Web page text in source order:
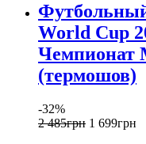
World Cup
Чемпионат
(термошов)
-32%
2 485грн 1 699грн